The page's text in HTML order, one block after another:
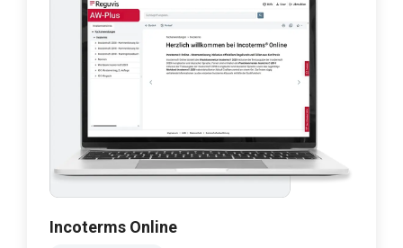
Incoterms Online